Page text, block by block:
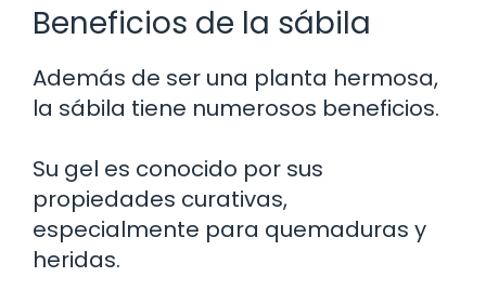
Beneficios de la sábila
Además de ser una planta hermosa,
la sábila tiene numerosos beneficios.
Su gel es conocido por sus
propiedades curativas,
especialmente para quemaduras y
heridas.